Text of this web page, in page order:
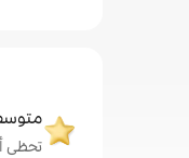
متوسط
تحظى